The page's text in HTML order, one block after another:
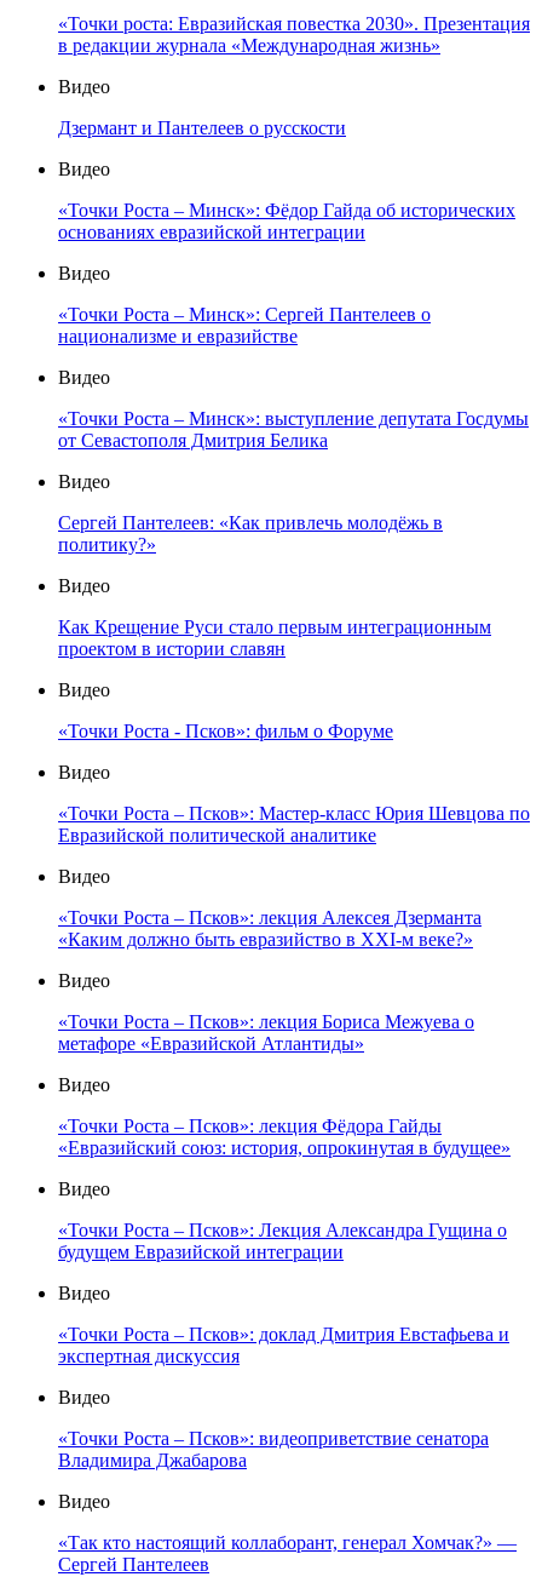
«Точки роста: Евразийская повестка 2030». Презентация
в редакции журнала «Международная жизнь»
Видео
Дзермант и Пантелеев о русскости
Видео
«Точки Роста – Минск»: Фёдор Гайда об исторических
основаниях евразийской интеграции
Видео
«Точки Роста – Минск»: Сергей Пантелеев о
национализме и евразийстве
Видео
«Точки Роста – Минск»: выступление депутата Госдумы
от Севастополя Дмитрия Белика
Видео
Сергей Пантелеев: «Как привлечь молодёжь в
политику?»
Видео
Как Крещение Руси стало первым интеграционным
проектом в истории славян
Видео
«Точки Роста - Псков»: фильм о Форуме
Видео
«Точки Роста – Псков»: Мастер-класс Юрия Шевцова по
Евразийской политической аналитике
Видео
«Точки Роста – Псков»: лекция Алексея Дзерманта
«Каким должно быть евразийство в XXI-м веке?»
Видео
«Точки Роста – Псков»: лекция Бориса Межуева о
метафоре «Евразийской Атлантиды»
Видео
«Точки Роста – Псков»: лекция Фёдора Гайды
«Евразийский союз: история, опрокинутая в будущее»
Видео
«Точки Роста – Псков»: Лекция Александра Гущина о
будущем Евразийской интеграции
Видео
«Точки Роста – Псков»: доклад Дмитрия Евстафьева и
экспертная дискуссия
Видео
«Точки Роста – Псков»: видеоприветствие сенатора
Владимира Джабарова
Видео
«Так кто настоящий коллаборант, генерал Хомчак?» —
Сергей Пантелеев